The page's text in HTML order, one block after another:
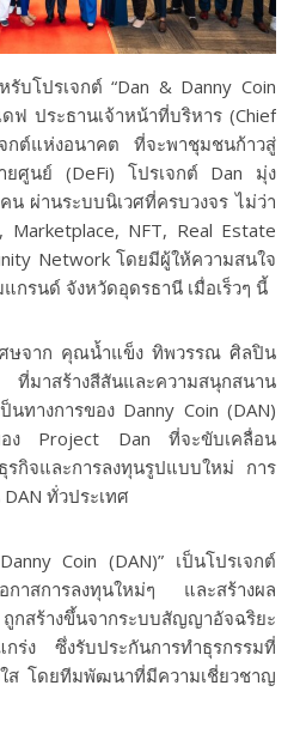
รับโปรเจกต์ “Dan & Danny Coin
ฟ ประธานเจ้าหน้าที่บริหาร (Chief
กต์แห่งอนาคต ที่จะพาชุมชนก้าวสู่
ยศูนย์ (DeFi) โปรเจกต์ Dan มุ่ง
น ผ่านระบบนิเวศที่ครบวงจร ไม่ว่า
Marketplace, NFT, Real Estate
Network โดยมีผู้ให้ความสนใจ
กรนด์ จังหวัดอุดรธานี เมื่อเร็วๆ นี้
ศษจาก คุณน้ำแข็ง ทิพวรรณ ศิลปิน
มาสร้างสีสันและความสนุกสนาน
นทางการของ Danny Coin (DAN)
ง Project Dan ที่จะขับเคลื่อน
รกิจและการลงทุนรูปแบบใหม่ การ
ทั่วประเทศ
Coin (DAN)” เป็นโปรเจกต์
กาสการลงทุนใหม่ๆ และสร้างผล
ร้างขึ้นจากระบบสัญญาอัจฉริยะ
ง ซึ่งรับประกันการทำธุรกรรมที่
ส โดยทีมพัฒนาที่มีความเชี่ยวชาญ